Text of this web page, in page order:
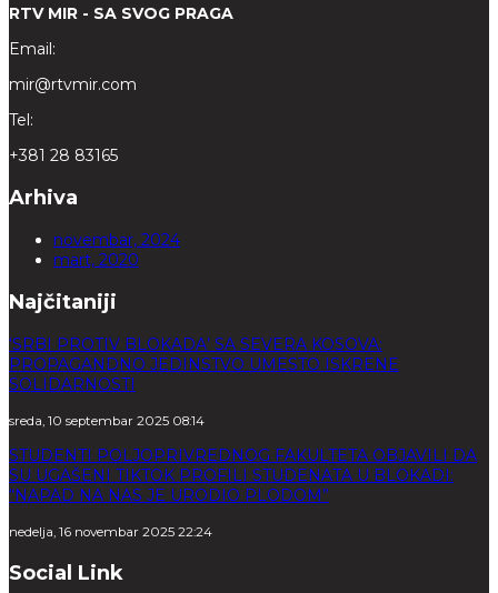
RTV MIR - SA SVOG PRAGA
Email:
mir@rtvmir.com
Tel:
+381 28 83165
Arhiva
novembar, 2024
mart, 2020
Najčitaniji
‘SRBI PROTIV BLOKADA’ SA SEVERA KOSOVA:
PROPAGANDNO JEDINSTVO UMESTO ISKRENE
SOLIDARNOSTI
sreda, 10 septembar 2025 08:14
STUDENTI POLJOPRIVREDNOG FAKULTETA OBJAVILI DA
SU UGAŠENI TIKTOK PROFILI STUDENATA U BLOKADI:
“NAPAD NA NAS JE URODIO PLODOM”
nedelja, 16 novembar 2025 22:24
Social Link